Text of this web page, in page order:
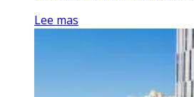
Lee mas